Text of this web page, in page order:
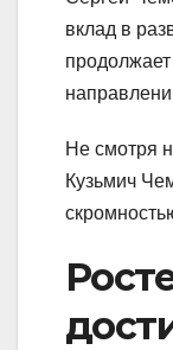
вклад в
продолжает
Не смотря
Кузьмич